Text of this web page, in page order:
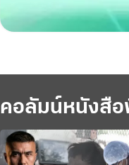
โพสต์ภาพถ่ายปฏิทินช่อง
ชันหวานๆ “ต่อให้โลกจะห
คอลัมน์หนังสื